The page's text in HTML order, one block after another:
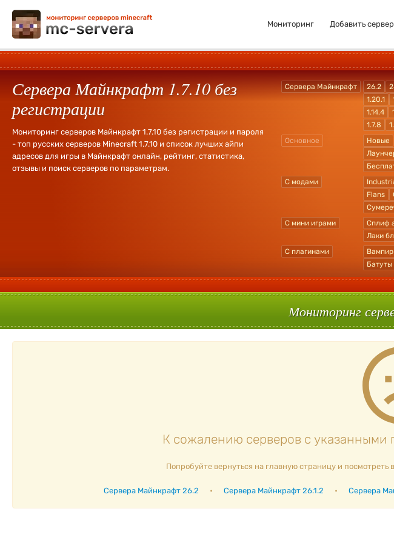
Мониторинг Добавить сервер
Сервера Майнкрафт 1.7.10 без
регистрации
Мониторинг серверов Майнкрафт 1.7.10 без регистрации и пароля
- топ русских серверов Minecraft 1.7.10 и список лучших айпи
адресов для игры в Майнкрафт онлайн, рейтинг, статистика,
отзывы и поиск серверов по параметрам.
Сервера Майнкрафт 26.2
1.20.1
1.14.4
1.7.8
Основное
Новые
С модами
Flans
С мини играми
Сплиф
Лаки
С плагинами
Батуты
Мониторинг
К сожалению серверов с указанными
Попробуйте вернуться на главную страницу и посмотреть
Сервера Майнкрафт 26.2 • Сервера Майнкрафт 26.1.2 • Сервера